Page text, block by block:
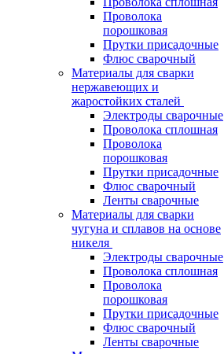
Проволока
порошковая
Прутки присадочные
Флюс сварочный
Материалы для сварки
нержавеющих и
жаростойких сталей
Электроды сварочные
Проволока сплошная
Проволока
порошковая
Прутки присадочные
Флюс сварочный
Ленты сварочные
Материалы для сварки
чугуна и сплавов на основе
никеля
Электроды сварочные
Проволока сплошная
Проволока
порошковая
Прутки присадочные
Флюс сварочный
Ленты сварочные